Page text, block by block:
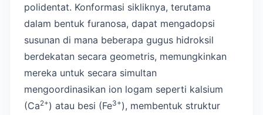
polidentat. Konformasi sikliknya, terutama
dalam bentuk furanosa, dapat mengadopsi
susunan di mana beberapa gugus hidroksil
berdekatan secara geometris, memungkinkan
mereka untuk secara simultan
mengoordinasikan ion logam seperti kalsium
(Ca2+) atau besi (Fe3+), membentuk struktur